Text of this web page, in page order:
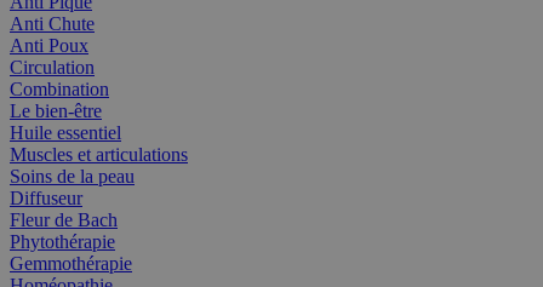
Anti Chute
Anti Poux
Circulation
Combination
Le bien-être
Huile essentiel
Muscles et articulations
Soins de la peau
Diffuseur
Fleur de Bach
Phytothérapie
Gemmothérapie